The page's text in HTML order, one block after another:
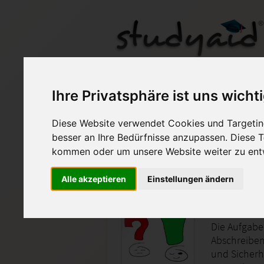
Ihre Privatsphäre ist uns
Diese Website verwendet Cookies und
besser an Ihre Bedürfnisse anzupassen. Diese
kommen oder um unsere Website weiter zu
Alle akzeptieren Einstellungen ändern
UMST03
Auf StudyAid.de
Die
und